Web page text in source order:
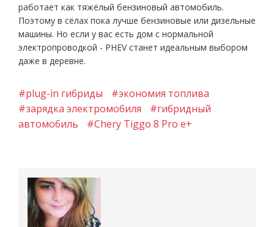
работает как тяжёлый бензиновый автомобиль.
Поэтому в сёлах пока лучше бензиновые или дизельные
машины. Но если у вас есть дом с нормальной
электропроводкой - PHEV станет идеальным выбором
даже в деревне.
#plug-in гибриды
#экономия топлива
#зарядка электромобиля
#гибридный
автомобиль
#Chery Tiggo 8 Pro e+